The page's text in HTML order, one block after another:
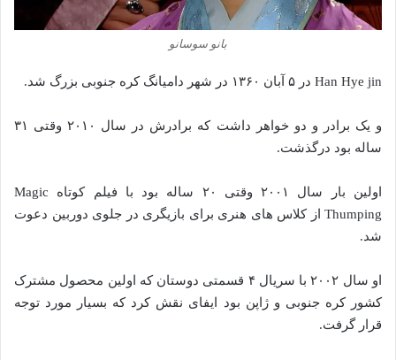
بانو سوسانو
Han Hye jin در ۵ آبان ۱۳۶۰ در شهر دامیانگ کره جنوبی بزرگ شد.
و یک برادر و دو خواهر داشت که برادرش در سال ۲۰۱۰ وقتی ۳۱
ساله بود درگذشت.
اولین بار سال ۲۰۰۱ وقتی ۲۰ ساله بود با فیلم کوتاه Magic
Thumping از کلاس های هنری برای بازیگری در جلوی دوربین دعوت
شد.
او سال ۲۰۰۲ با سریال ۴ قسمتی دوستان که اولین محصول مشترک
کشور کره جنوبی و ژاپن بود ایفای نقش کرد که بسیار مورد توجه
قرار گرفت.